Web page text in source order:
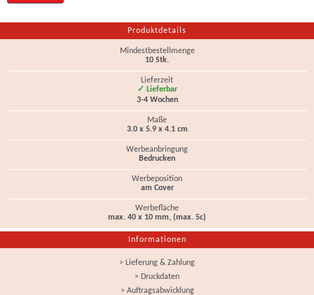
Produktdetails
Mindestbestellmenge
10 Stk.
Lieferzeit
✓ Lieferbar
3-4 Wochen
Maße
3.0 x 5.9 x 4.1 cm
Werbeanbringung
Bedrucken
Werbeposition
am Cover
Werbefläche
max. 40 x 10 mm, (max. 5c)
Informationen
> Lieferung & Zahlung
> Druckdaten
> Auftragsabwicklung